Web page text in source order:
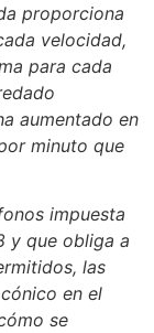
proporciona
velocidad,
para cada
aumentado en
minuto que
impuesta
y que obliga a
las
en el
se